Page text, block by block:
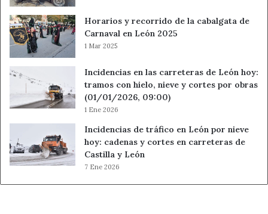
Horarios y recorrido de la cabalgata de
Carnaval en León 2025
1 Mar 2025
Incidencias en las carreteras de León hoy:
tramos con hielo, nieve y cortes por obras
(01/01/2026, 09:00)
1 Ene 2026
Incidencias de tráfico en León por nieve
hoy: cadenas y cortes en carreteras de
Castilla y León
7 Ene 2026